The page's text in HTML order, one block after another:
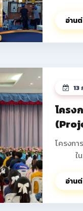
ณ จังห
อาชีพฝาง ดังนี้ 1.ทักษะการ
ระดับประ
นายอดิศร ฐิติธรรมรั
ระดับประ
รองชนะ
ปอนด์ ป
ควบคุม นายสงกรานต์ คำดา ดูรูปภาพเพิมเติม
>>
อ่าน
13
โครง
2568
โครงก
ในวัน
บริหา
ประกว
เรียนที่
อ่าน